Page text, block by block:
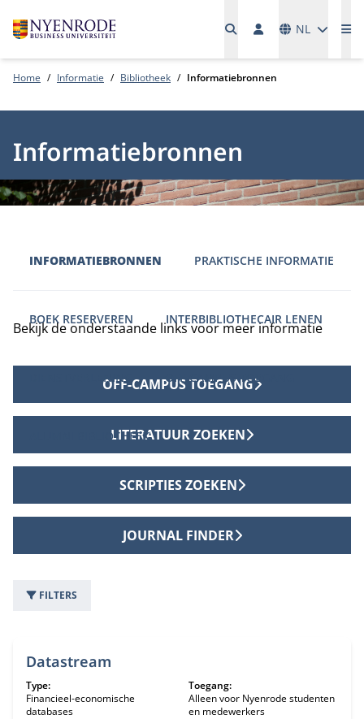
NL
Home Informatie Bibliotheek Informatiebronnen
Informatiebronnen
INFORMATIEBRONNEN PRAKTISCHE INFORMATIE
BOEK RESERVEREN INTERBIBLIOTHECAIR LENEN
DIENSTVERLENING OFF-CAMPUS TOEGANG
ALUMNI BIBLIOTHEEK
Bekijk de onderstaande links voor meer informatie
OFF-CAMPUS TOEGANG
LITERATUUR ZOEKEN
SCRIPTIES ZOEKEN
JOURNAL FINDER
FILTERS
Datastream
Type:
Financieel-economische
databases
Toegang:
Alleen voor Nyenrode studenten
en medewerkers